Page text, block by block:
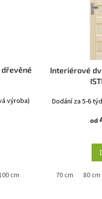
výroba)
cm
Interiérové
Dodání za 5-6
od
70 cm 80 cm